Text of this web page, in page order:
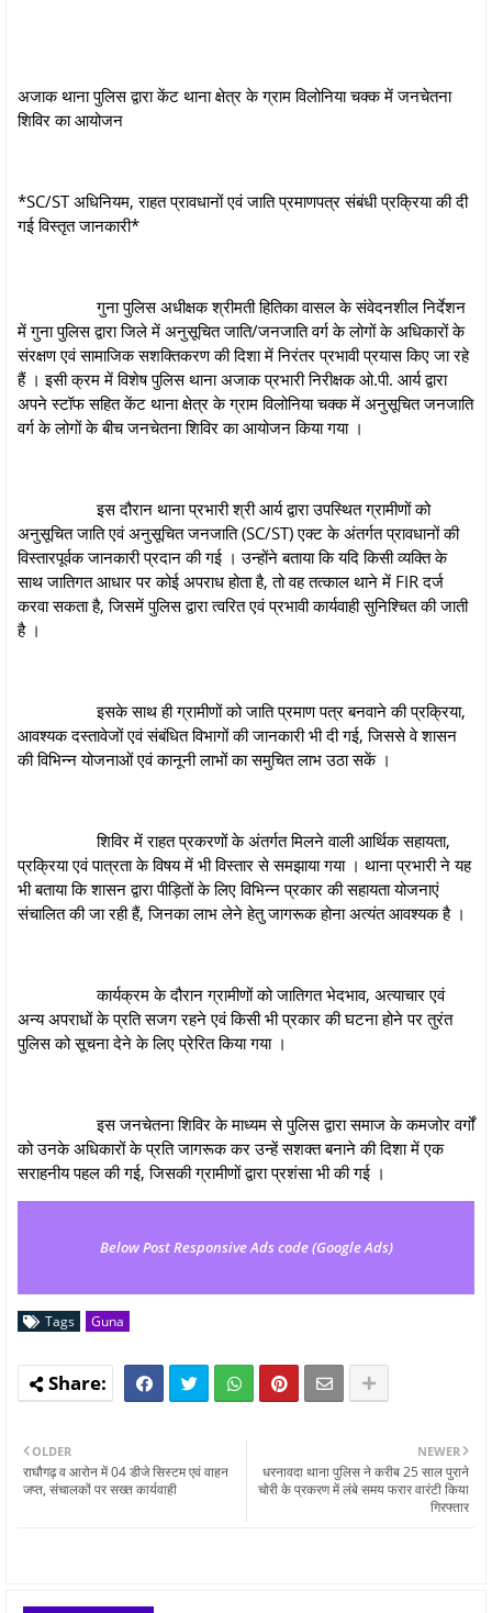
अजाक थाना पुलिस द्वारा केंट थाना क्षेत्र के ग्राम विलोनिया चक्क में जनचेतना
शिविर का आयोजन
*SC/ST अधिनियम, राहत प्रावधानों एवं जाति प्रमाणपत्र संबंधी प्रक्रिया की दी
गई विस्तृत जानकारी*
गुना पुलिस अधीक्षक श्रीमती हितिका वासल के संवेदनशील निर्देशन
में गुना पुलिस द्वारा जिले में अनुसूचित जाति/जनजाति वर्ग के लोगों के अधिकारों के
संरक्षण एवं सामाजिक सशक्तिकरण की दिशा में निरंतर प्रभावी प्रयास किए जा रहे
हैं । इसी क्रम में विशेष पुलिस थाना अजाक प्रभारी निरीक्षक ओ.पी. आर्य द्वारा
अपने स्टॉफ सहित केंट थाना क्षेत्र के ग्राम विलोनिया चक्क में अनुसूचित जनजाति
वर्ग के लोगों के बीच जनचेतना शिविर का आयोजन किया गया ।
इस दौरान थाना प्रभारी श्री आर्य द्वारा उपस्थित ग्रामीणों को
अनुसूचित जाति एवं अनुसूचित जनजाति (SC/ST) एक्ट के अंतर्गत प्रावधानों की
विस्तारपूर्वक जानकारी प्रदान की गई । उन्होंने बताया कि यदि किसी व्यक्ति के
साथ जातिगत आधार पर कोई अपराध होता है, तो वह तत्काल थाने में FIR दर्ज
करवा सकता है, जिसमें पुलिस द्वारा त्वरित एवं प्रभावी कार्यवाही सुनिश्चित की जाती
है ।
इसके साथ ही ग्रामीणों को जाति प्रमाण पत्र बनवाने की प्रक्रिया,
आवश्यक दस्तावेजों एवं संबंधित विभागों की जानकारी भी दी गई, जिससे वे शासन
की विभिन्न योजनाओं एवं कानूनी लाभों का समुचित लाभ उठा सकें ।
शिविर में राहत प्रकरणों के अंतर्गत मिलने वाली आर्थिक सहायता,
प्रक्रिया एवं पात्रता के विषय में भी विस्तार से समझाया गया । थाना प्रभारी ने यह
भी बताया कि शासन द्वारा पीड़ितों के लिए विभिन्न प्रकार की सहायता योजनाएं
संचालित की जा रही हैं, जिनका लाभ लेने हेतु जागरूक होना अत्यंत आवश्यक है ।
कार्यक्रम के दौरान ग्रामीणों को जातिगत भेदभाव, अत्याचार एवं
अन्य अपराधों के प्रति सजग रहने एवं किसी भी प्रकार की घटना होने पर तुरंत
पुलिस को सूचना देने के लिए प्रेरित किया गया ।
इस जनचेतना शिविर के माध्यम से पुलिस द्वारा समाज के कमजोर वर्गों
को उनके अधिकारों के प्रति जागरूक कर उन्हें सशक्त बनाने की दिशा में एक
सराहनीय पहल की गई, जिसकी ग्रामीणों द्वारा प्रशंसा भी की गई ।
Below Post Responsive Ads code (Google Ads)
Tags Guna
NEWER
धरनावदा थाना पुलिस ने करीब 25 साल पुराने
चोरी के प्रकरण में लंबे समय फरार वारंटी किया
गिरफ्तार
OLDER
राघौगढ़ व आरोन में 04 डीजे सिस्टम एवं वाहन
जप्त, संचालकों पर सख्त कार्यवाही